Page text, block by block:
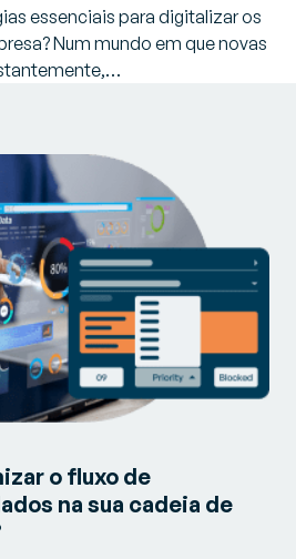
essenciais para digitalizar os
Num mundo em que novas
o fluxo de
na sua cadeia de